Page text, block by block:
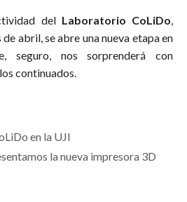
del Laboratorio CoLiDo,
abril, se abre una nueva etapa en
seguro, nos sorprenderá con
continuados.
en la UJI
la nueva impresora 3D